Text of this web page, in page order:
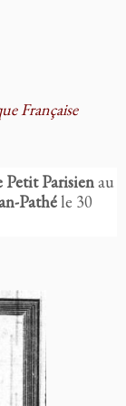
Française
Petit Parisienau
Pathéle 30